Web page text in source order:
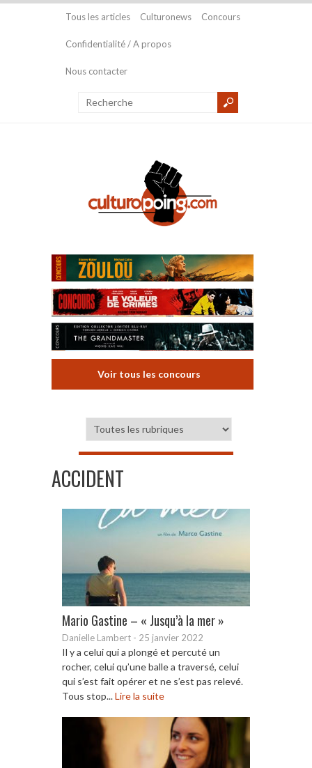
Tous les articles Culturonews Concours
Confidentialité / A propos
Nous contacter
Voir tous les concours
ACCIDENT
Mario Gastine – « Jusqu’à la mer »
Danielle Lambert - 25 janvier 2022
Il y a celui qui a plongé et percuté un
rocher, celui qu’une balle a traversé, celui
qui s’est fait opérer et ne s’est pas relevé.
Tous stop...Lire la suite